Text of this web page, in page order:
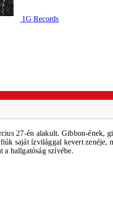
1G Records
27-én alakult. Gibbon-ének,
sajátízvilággal kevert zenéje,
a hallgatóságszívébe.